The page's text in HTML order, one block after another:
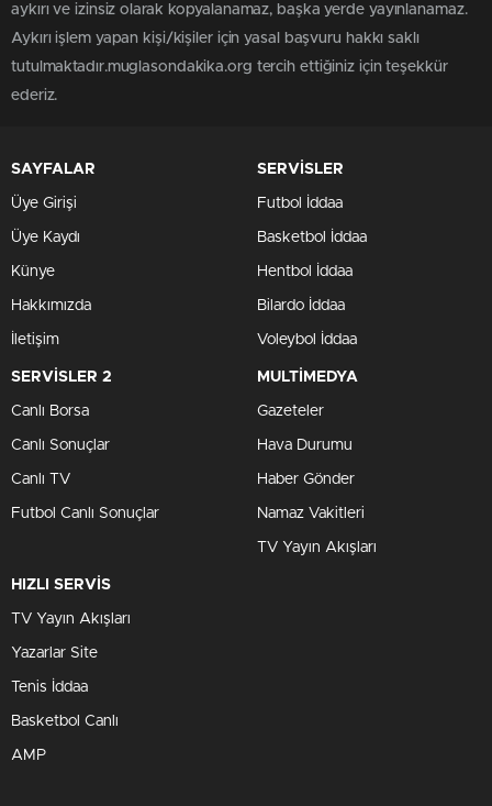
aykırı ve izinsiz olarak kopyalanamaz, başka yerde yayınlanamaz.
Aykırı işlem yapan kişi/kişiler için yasal başvuru hakkı saklı
tutulmaktadır.muglasondakika.org tercih ettiğiniz için teşekkür
ederiz.
SAYFALAR
Üye Girişi
Üye Kaydı
Künye
Hakkımızda
İletişim
SERVİSLER
Futbol İddaa
Basketbol İddaa
Hentbol İddaa
Bilardo İddaa
Voleybol İddaa
SERVİSLER 2
Canlı Borsa
Canlı Sonuçlar
Canlı TV
Futbol Canlı Sonuçlar
MULTİMEDYA
Gazeteler
Hava Durumu
Haber Gönder
Namaz Vakitleri
TV Yayın Akışları
HIZLI SERVİS
TV Yayın Akışları
Yazarlar Site
Tenis İddaa
Basketbol Canlı
AMP